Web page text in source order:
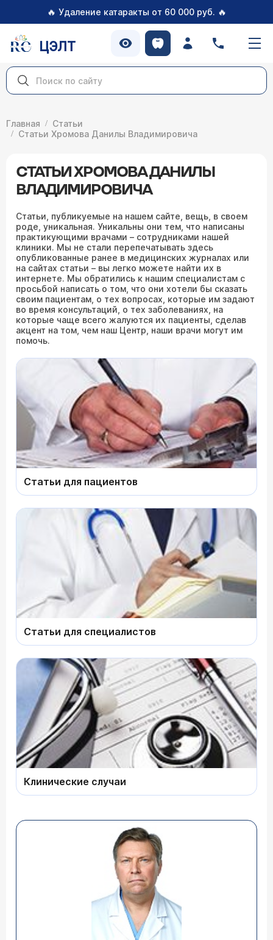
🔥 Удаление катаракты от 60 000 руб. 🔥
ЦЭЛТ
Главная
Статьи
Статьи Хромова Данилы Владимировича
СТАТЬИ ХРОМОВА ДАНИЛЫ
ВЛАДИМИРОВИЧА
Статьи, публикуемые на нашем сайте, вещь, в своем
роде, уникальная. Уникальны они тем, что написаны
практикующими врачами – сотрудниками нашей
клиники. Мы не стали перепечатывать здесь
опубликованные ранее в медицинских журналах или
на сайтах статьи – вы легко можете найти их в
интернете. Мы обратились к нашим специалистам с
просьбой написать о том, что они хотели бы сказать
своим пациентам, о тех вопросах, которые им задают
во время консультаций, о тех заболеваниях, на
которые чаще всего жалуются их пациенты, сделав
акцент на том, чем наш Центр, наши врачи могут им
помочь.
Статьи для пациентов
Статьи для специалистов
Клинические случаи